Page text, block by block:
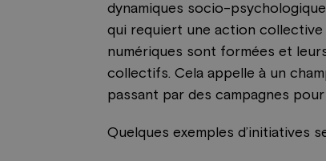
dynamiques socio-
qui requiert une action
numériques sont formées et
collectifs. Cela appelle à un
passant par des campagnes
Quelques exemples d’initiatives